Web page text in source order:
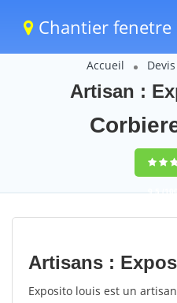
Chantier fenetre
Accueil
Artisan :
9,5
Artisans :
Exposito louis est un